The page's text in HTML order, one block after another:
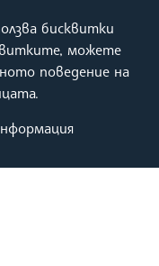
бисквитки
можете
поведение на